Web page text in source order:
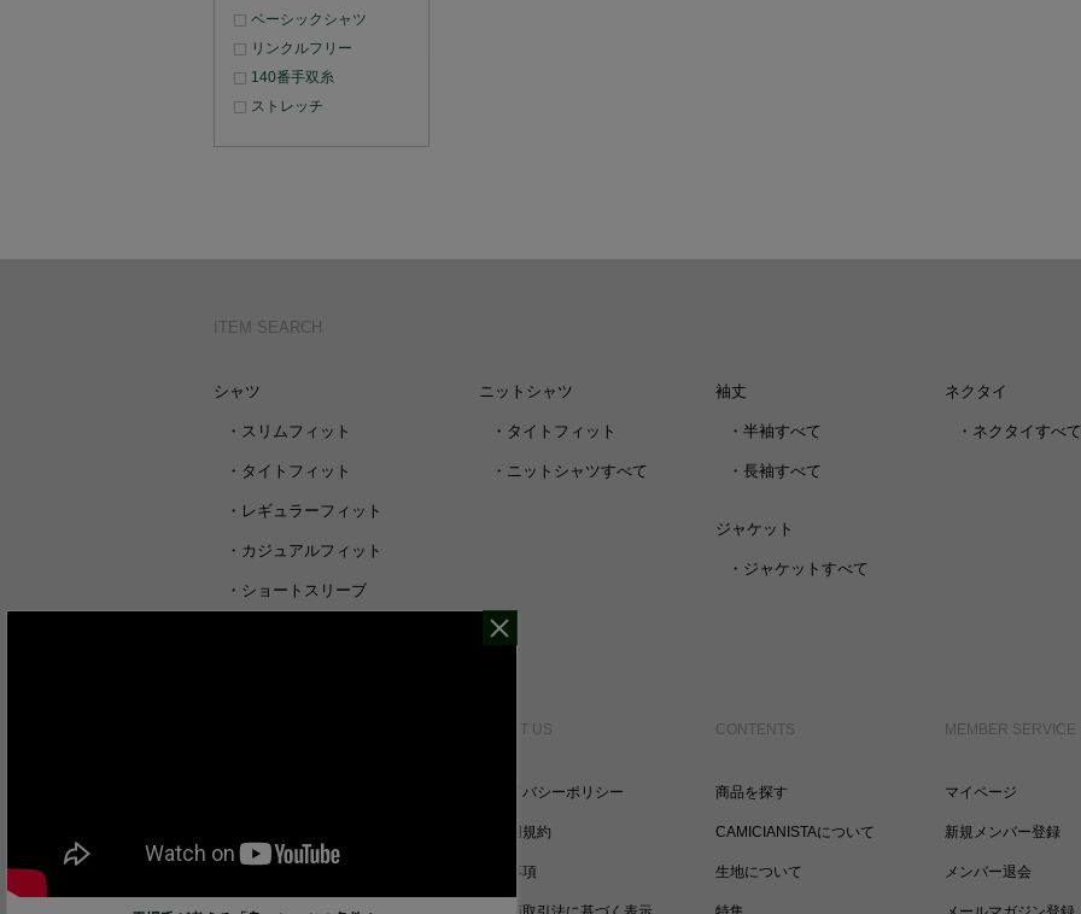
ベーシックシャツ
リンクルフリー
140番手双糸
ストレッチ
ITEM SEARCH
シャツ
・ スリムフィット
・ タイトフィット
・ レギュラーフィット
・ カジュアルフィット
・ ショートスリーブ
ニットシャツ
・ タイトフィット
・ ニットシャツすべて
袖丈
・ 半袖すべて
・ 長袖すべて
ジャケット
・ ジャケットすべて
ネクタイ
・ ネクタイすべて
ABOUT US
プライバシーポリシー
ご利用規約
免責事項
CONTENTS
商品を探す
CAMICIANISTAについて
生地について
MEMBER SERVICE
マイページ
新規メンバー登録
メンバー退会